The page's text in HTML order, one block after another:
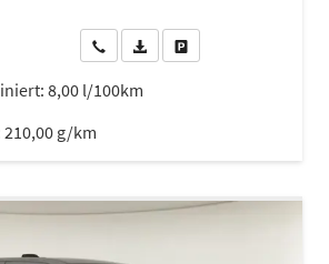
Wir rufen Sie anPDF-Datei, Fahrzeugexposé
8,00 l/100km
210,00 g/km